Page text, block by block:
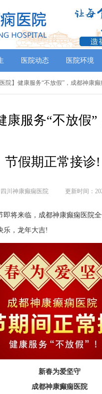
医院动态 医院环境
院】健康服务“不放假”，成都神康
康服务“不放假
节假期正常接诊!
川神康癫痫医院 更新时间：
将来临，成都神康癫痫医院
乐，龙年大吉!
新春为爱坚守
成都神康癫痫医院